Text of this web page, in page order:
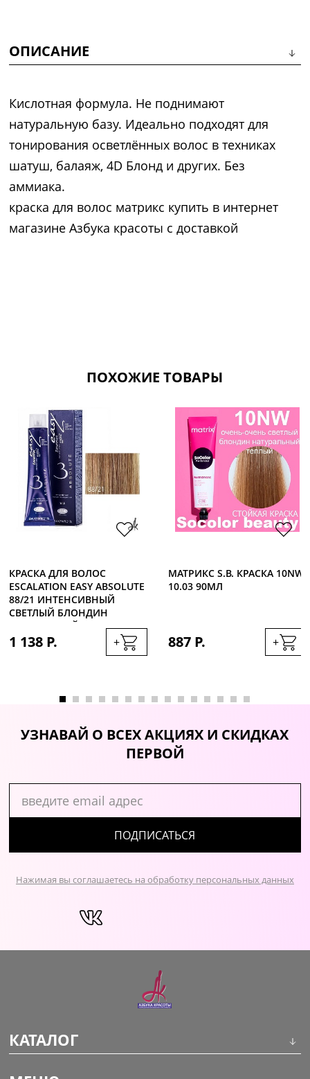
ОПИСАНИЕ
Кислотная формула. Не поднимают
натуральную базу. Идеально подходят для
тонирования осветлённых волос в техниках
шатуш, балаяж, 4D Блонд и других. Без
аммиака.
краска для волос матрикс купить в интернет
магазине Азбука красоты с доставкой
ПОХОЖИЕ ТОВАРЫ
КРАСКА ДЛЯ ВОЛОС
ESCALATION EASY ABSOLUTE
88/21 ИНТЕНСИВНЫЙ
СВЕТЛЫЙ БЛОНДИН
ПЛАТИНОВЫЙ, 60МЛ
1 138 Р. +
МАТРИКС S.B. КРАСКА 10NW
10.03 90МЛ
887 Р. +
УЗНАВАЙ О ВСЕХ АКЦИЯХ И СКИДКАХ
ПЕРВОЙ
ПОДПИСАТЬСЯ
Нажимая вы соглашаетесь на обработку персональных данных
КАТАЛОГ